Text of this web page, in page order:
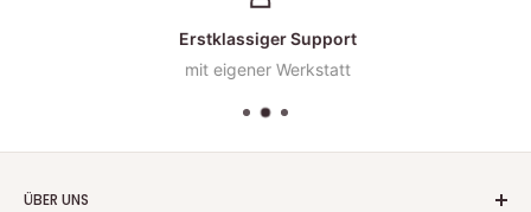
Erstklassiger Support
mit eigener Werkstatt
ÜBER UNS